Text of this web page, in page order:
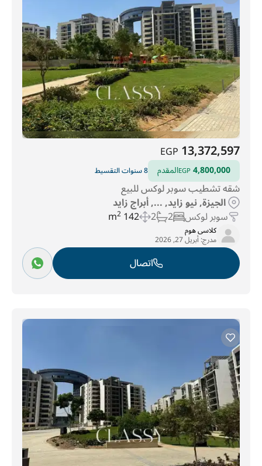
13,372,597
EGP
4,800,000
EGPالمقدم 8 سنوات التقسيط
شقه تشطيب سوبر لوكس للبيع
الجيزة, نيو زايد, ..., أبراج زايد
سوبر لوكس 2
2
142 m
2
كلاسى هوم
مدرج:أبريل 27, 2026
اتصال